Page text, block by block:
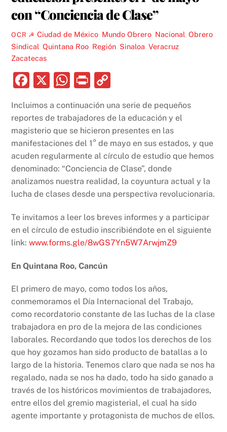
con “Conciencia de Clase”
OCR ☭ Ciudad de México, Mundo Obrero, Nacional Obrero
Sindical ,Quintana Roo Región Sinaloa ,Veracruz
Zacatecas
F
c
e
b
o
o
k
X
W
at
s
A
p
p
P
nt p
y
Li
n
k
Incluimos a continuación una serie de pequeños
reportes de trabajadores de la educación y el
magisterio que se hicieron presentes en las
manifestaciones del 1° de mayo en sus estados, y que
acuden regularmente al círculo de estudio que hemos
denominado: “Conciencia de Clase”, donde
analizamos nuestra realidad, la coyuntura actual y la
lucha de clases desde una perspectiva revolucionaria.
Te invitamos a leer los breves informes y a participar
en el círculo de estudio inscribiéndote en el siguiente
link:www.forms.gle/8wGS7Yn5W7ArwjmZ9
En Quintana Roo, Cancún
El primero de mayo, como todos los años,
conmemoramos el Día Internacional del Trabajo,
como recordatorio constante de las luchas de la clase
trabajadora en pro de la mejora de las condiciones
laborales. Recordando que todos los derechos de los
que hoy gozamos han sido producto de batallas a lo
largo de la historia. Tenemos claro que nada se nos ha
regalado, nada se nos ha dado, todo ha sido ganado a
través de los históricos movimientos de trabajadores,
entre ellos del gremio magisterial, el cual ha sido
agente importante y protagonista de muchos de ellos.